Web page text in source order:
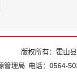
三、政府信
（一）问
我局政府信
版权所有：霍山
管理局 电话：0564-